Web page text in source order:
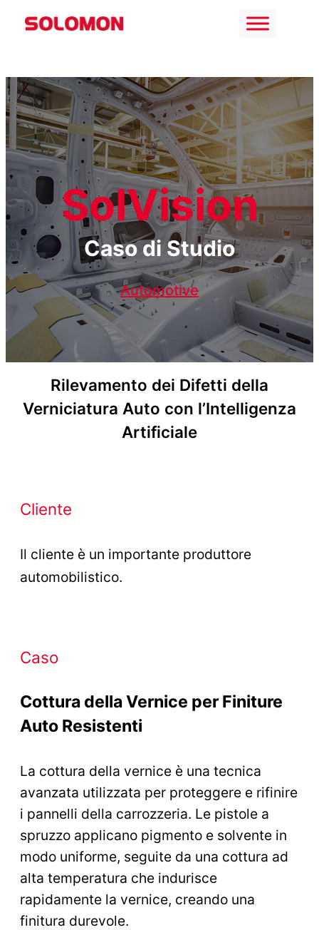
Vai
SolVision
Caso di Studio
Automotive
Rilevamento dei Difetti della
Verniciatura Auto con l’Intelligenza
Artificiale
Cliente
Il cliente è un importante produttore
automobilistico.
Caso
Cottura della Vernice per Finiture
Auto Resistenti
La cottura della vernice è una tecnica
avanzata utilizzata per proteggere e rifinire
i pannelli della carrozzeria. Le pistole a
spruzzo applicano pigmento e solvente in
modo uniforme, seguite da una cottura ad
alta temperatura che indurisce
rapidamente la vernice, creando una
finitura durevole.